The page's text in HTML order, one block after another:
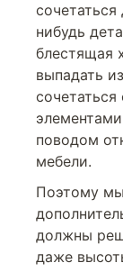
нибудь
блестящая
выпадать
поводом
мебели.
Поэтому
должны
даже